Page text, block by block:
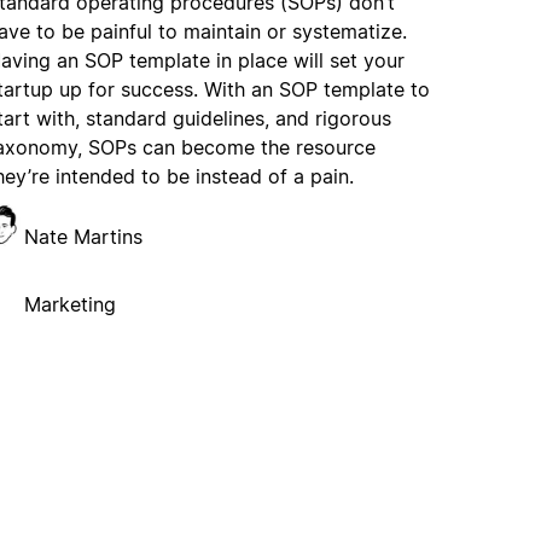
to be painful to maintain or systematize.
an SOP template in place will set your
up for success. With an SOP template to
with, standard guidelines, and rigorous
SOPs can become the resource
intended to be instead of a pain.
Nate Martins
Marketing